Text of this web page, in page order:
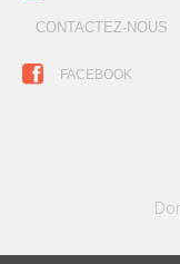
CONTACTEZ-NOUS
FACEBOOK